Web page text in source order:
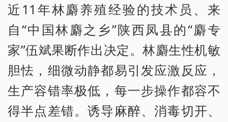
近11年林麝养殖经验的技术员、来
自“中国林麝之乡”陕西凤县的“麝专
家”伍斌果断作出决定。林麝生性机敏
胆怯，细微动静都易引发应激反应，
生产容错率极低，每一步操作都容不
得半点差错。诱导麻醉、消毒切开、